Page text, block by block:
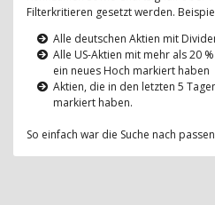
Filterkritieren gesetzt werden.
Alle deutschen Aktien mit
Alle US-Aktien mit mehr als 20
ein neues Hoch markiert haben
Aktien, die in den letzten 5
markiert haben.
So einfach war die Suche nach